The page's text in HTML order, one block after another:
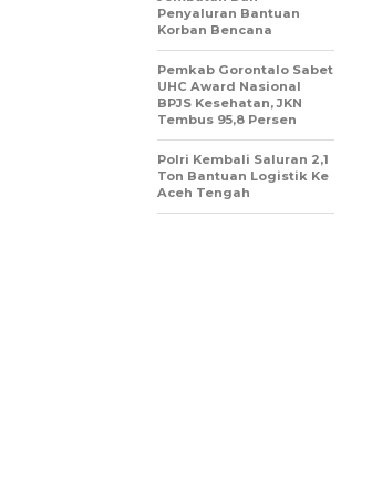
Penyaluran Bantuan
Korban Bencana
Pemkab Gorontalo Sabet
UHC Award Nasional
BPJS Kesehatan, JKN
Tembus 95,8 Persen
Polri Kembali Saluran 2,1
Ton Bantuan Logistik Ke
Aceh Tengah